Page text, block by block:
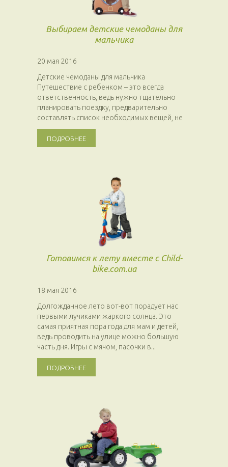
Выбираем детские чемоданы для
мальчика
20 мая 2016
Детские чемоданы для мальчика
Путешествие с ребенком – это всегда
ответственность, ведь нужно тщательно
планировать поездку, предварительно
составлять список необходимых вещей, не
забыть ни одну...
ПОДРОБНЕЕ
Готовимся к лету вместе с Child-
bike.com.ua
18 мая 2016
Долгожданное лето вот-вот порадует нас
первыми лучиками жаркого солнца. Это
самая приятная пора года для мам и детей,
ведь проводить на улице можно большую
часть дня. Игры с мячом, пасочки в...
ПОДРОБНЕЕ